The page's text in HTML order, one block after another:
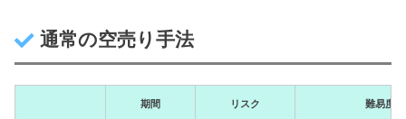
通常の空売り手法
期間 リスク 難易度